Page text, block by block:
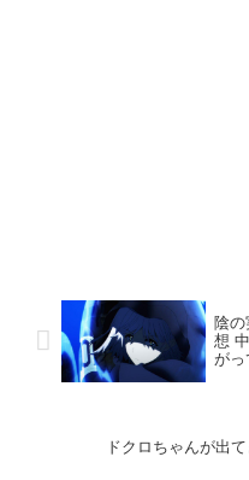
陰
想
がっ
ドクロちゃんが出